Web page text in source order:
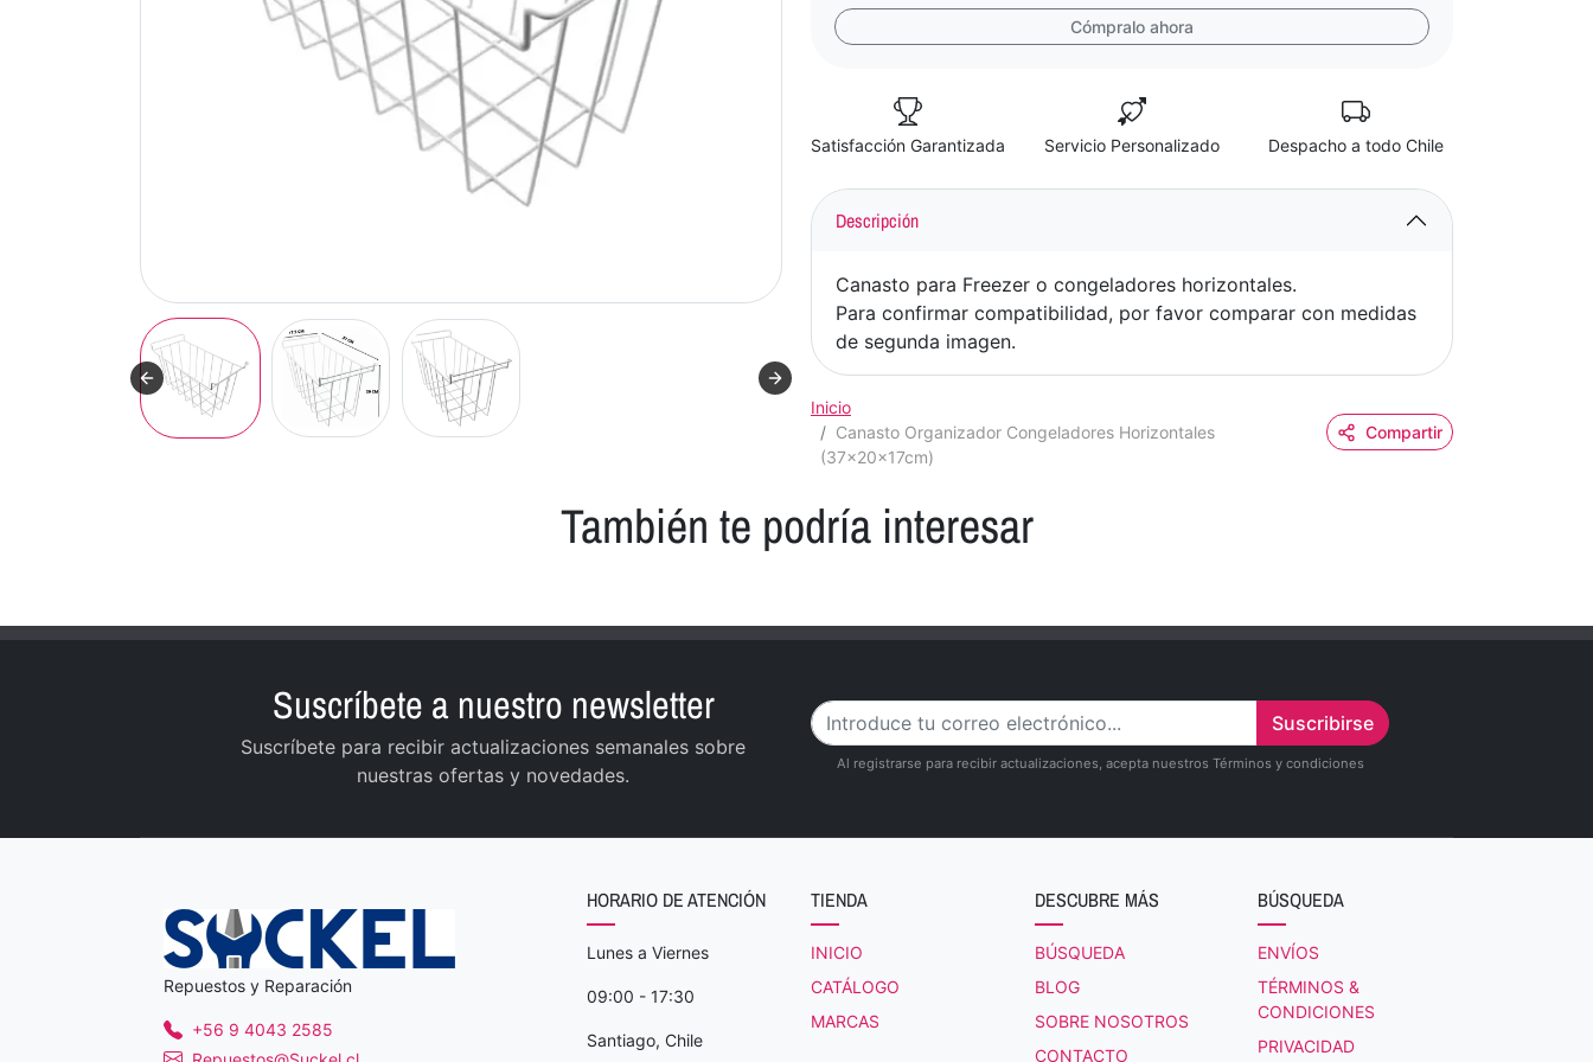
Cómpralo ahora
Satisfacción Garantizada Servicio Personalizado Despacho a todo Chile
Descripción
Canasto para Freezer o congeladores horizontales.
Para confirmar compatibilidad, por favor comparar con medidas
de segunda imagen.
Inicio
Canasto Organizador Congeladores Horizontales
(37x20x17cm)
Compartir
También te podría interesar
Suscríbete a nuestro newsletter
Suscríbete para recibir actualizaciones semanales sobre
nuestras ofertas y novedades.
Suscribirse
Al registrarse para recibir actualizaciones, acepta nuestros Términos y condiciones
Repuestos y Reparación
+56 9 4043 2585
HORARIO DE ATENCIÓN
Lunes a Viernes
09:00 - 17:30
Santiago, Chile
TIENDA
INICIO
CATÁLOGO
MARCAS
DESCUBRE MÁS
BÚSQUEDA
BLOG
SOBRE NOSOTROS
CONTACTO
BÚSQUEDA
ENVÍOS
TÉRMINOS &
CONDICIONES
PRIVACIDAD